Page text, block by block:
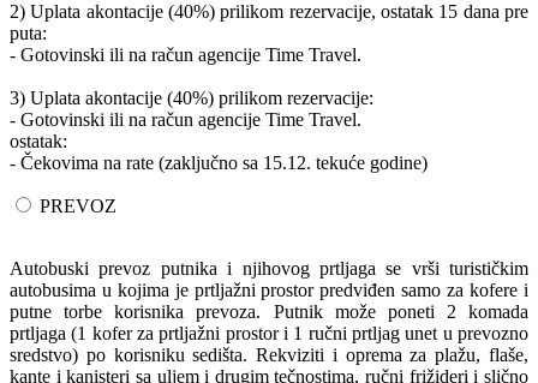
2) Uplata akontacije (40%) prilikom rezervacije, ostatak 15 dana pre
puta:
- Gotovinski ili na račun agencije Time Travel.
3) Uplata akontacije (40%) prilikom rezervacije:
- Gotovinski ili na račun agencije Time Travel.
ostatak:
- Čekovima na rate (zaključno sa 15.12. tekuće godine)
PREVOZ
Autobuski prevoz putnika i njihovog prtljaga se vrši turističkim
autobusima u kojima je prtljažni prostor predviđen samo za kofere i
putne torbe korisnika prevoza. Putnik može poneti 2 komada
prtljaga (1 kofer za prtljažni prostor i 1 ručni prtljag unet u prevozno
sredstvo) po korisniku sedišta. Rekviziti i oprema za plažu, flaše,
kante i kanisteri sa uljem i drugim tečnostima, ručni frižideri i slično